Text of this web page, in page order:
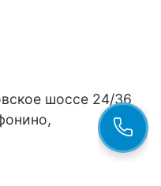
шоссе 24/36